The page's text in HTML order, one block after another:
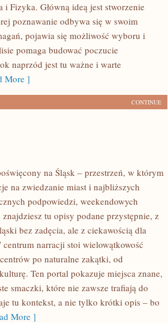
Fizyka. Główną ideą jest stworzenie
poznawanie odbywa się w swoim
pojawia się możliwość wyboru i
pomaga budować poczucie
naprzód jest tu ważne i warte
More ]
CONTINUE
na Śląsk – przestrzeń, w którym
na zwiedzanie miast i najbliższych
podpowiedzi, weekendowych
tu opisy podane przystępnie, z
bez zadęcia, ale z ciekawością dla
narracji stoi wielowątkowość
po naturalne zakątki, od
Ten portal pokazuje miejsca znane,
smaczki, które nie zawsze trafiają do
tu kontekst, a nie tylko krótki opis – bo
More ]